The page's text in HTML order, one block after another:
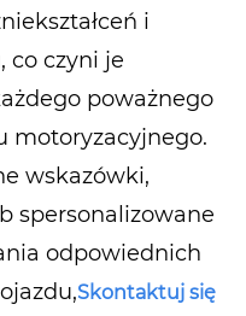
i
co czyni je
poważnego
motoryzacyjnego.
wskazówki,
spersonalizowane
odpowiednich
Skontaktuj się